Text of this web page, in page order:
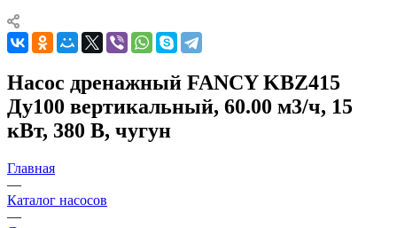
Насос дренажный FANCY KBZ415
Ду100 вертикальный, 60.00 м3/ч, 15
кВт, 380 В, чугун
Главная
—
Каталог насосов
—